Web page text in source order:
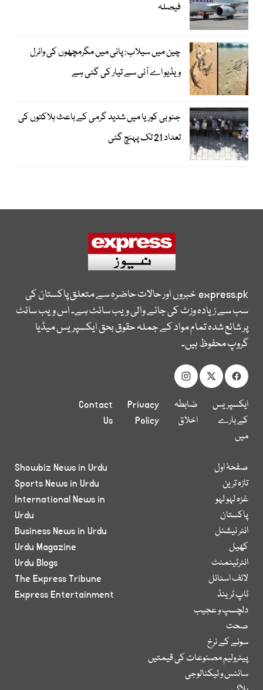
فیصلہ
چین میں سیلاب: پانی میں مگرمچھوں کی وائرل
ویڈیو اے آئی سے تیار کی گئی ہے
جنوبی کوریا میں شدید گرمی کے باعث ہلاکتوں کی
تعداد 21 تک پہنچ گئی
express.pkخبروں اور حالات حاضرہ سے متعلق پاکستان کی
سب سے زیادہ وزٹ کی جانے والی ویب سائٹ ہے۔ اس ویب سائٹ
پر شائع شدہ تمام مواد کے جملہ حقوق بحق ایکسپریس میڈیا
گروپ محفوظ ہیں۔
ایکسپریس
کے بارے
میں
ضابطہ
اخلاق
Privacy
Policy
Contact
Us
صفحۂ اول
تازہ ترین
غزہ لہو لہو
پاکستان
انٹر نیشنل
کھیل
انٹرٹینمنٹ
لائف اسٹائل
ٹاپ ٹرینڈ
دلچسپ و عجیب
صحت
سونے کے نرخ
پیٹرولیم مصنوعات کی قیمتیں
سائنس و ٹیکنالوجی
Showbiz News in Urdu
Sports News in Urdu
International News in
Urdu
Business News in Urdu
Urdu Magazine
Urdu Blogs
The Express Tribune
Express Entertainment